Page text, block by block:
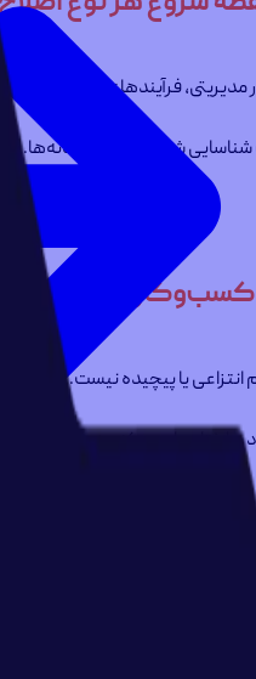
فرآیندهای فروش و
شود، نه صرفاً نشانه‌ها. بر
ایرانی
یا پیچیده نیست.
است که مدیریت و
مشاوره
در حوزه مشاوره
تحلیل‌محوری و قابلیت